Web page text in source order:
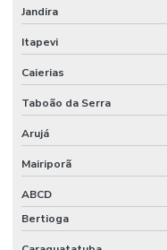
Jandira
Itapevi
Caierias
Taboão da Serra
Arujá
Mairiporã
ABCD
Bertioga